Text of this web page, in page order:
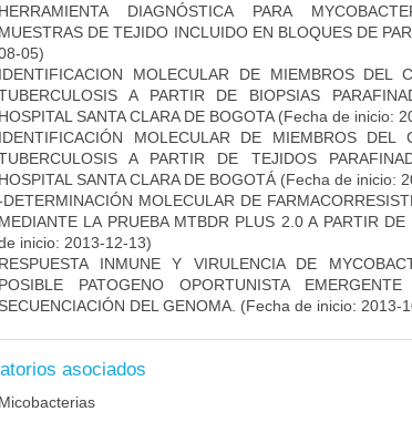
HERRAMIENTA DIAGNÓSTICA PARA
MUESTRAS DE TEJIDO INCLUIDO EN BLOQUES DE
05)
IDENTIFICACION MOLECULAR DE MIEMBROS DEL
A PARTIR DE BIOPSIAS
HOSPITAL SANTA CLARA DE BOGOTA(Fecha de inicio:
IDENTIFICACIÓN MOLECULAR DE MIEMBROS DEL
A PARTIR DE TEJIDOS
HOSPITAL SANTA CLARA DE BOGOTÁ (Fecha de inicio:
DETERMINACIÓN MOLECULAR DE
MEDIANTE LA PRUEBA MTBDR PLUS 2.0 A PARTIR
inicio: 2013-12-13)
RESPUESTA INMUNE Y VIRULENCIA DE
POSIBLE PATOGENO OPORTUNISTA
SECUENCIACIÓN DEL GENOMA. (Fecha de inicio: 2013-
asociados
Micobacterias